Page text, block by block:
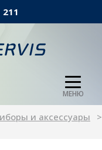
211
МЕНЮ
и аксессуары